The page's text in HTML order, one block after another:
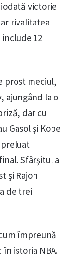
victorie
rivalitatea
12
prost meciul,
ajungând la o
dar cu
Gasol şi Kobe
preluat
Sfârşitul a
şi Rajon
de trei
împreună
istoria NBA.